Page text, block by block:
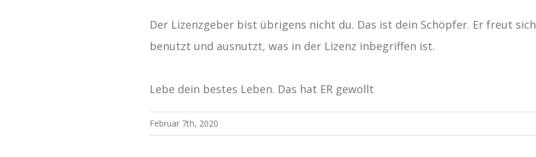
Der Lizenzgeber bist übrigens nicht du. Das ist dein Schöpfer. Er freut
benutzt und ausnutzt, was in der Lizenz inbegriffen ist.
Lebe dein bestes Leben. Das hat ER gewollt
Februar 7th, 2020